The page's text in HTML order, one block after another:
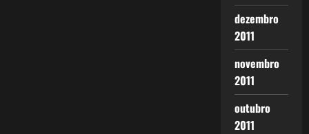
dezembro
2011
novembro
2011
outubro
2011